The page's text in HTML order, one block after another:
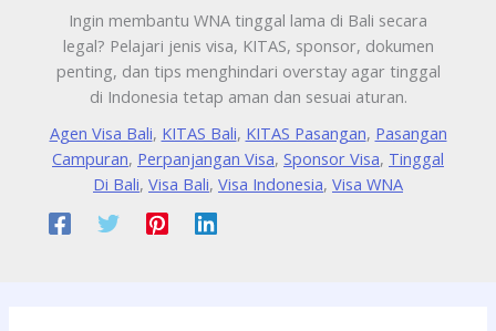
Ingin membantu WNA tinggal lama di Bali secara
legal? Pelajari jenis visa, KITAS, sponsor, dokumen
penting, dan tips menghindari overstay agar tinggal
di Indonesia tetap aman dan sesuai aturan.
Agen Visa Bali, KITAS Bali, KITAS Pasangan, Pasangan
Campuran, Perpanjangan Visa, Sponsor Visa, Tinggal
Di Bali, Visa Bali, Visa Indonesia, Visa WNA